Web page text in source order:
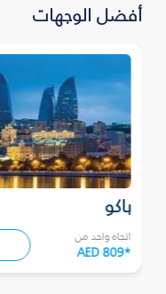
أفضل الوجهات
باكو
اتجاه واحد من
AED 809*